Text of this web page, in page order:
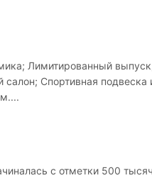
Лимитированный выпуск;
Спортивная
с отметки 500